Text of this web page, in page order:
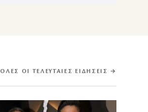
ΌΛΕΣ ΟΙ ΤΕΛΕΥΤΑΊΕΣ ΕΙΔΉΣΕΙΣ →